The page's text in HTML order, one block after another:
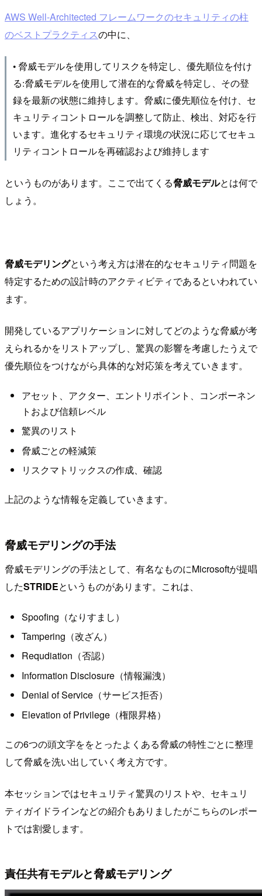
AWS Well-Architected フレームワークのセキュリティの柱
のベストプラクティスの中に、
• 脅威モデルを使⽤してリスクを特定し、優先順位を付け
る:脅威モデルを使⽤して潜在的な脅威を特定し、その登
録を最新の状態に維持します。脅威に優先順位を付け、セ
キュリティコントロールを調整して防⽌、検出、対応を⾏
います。進化するセキュリティ環境の状況に応じてセキュ
リティコントロールを再確認および維持します
というものがあります。ここで出てくる脅威モデルとは何で
しょう。
脅威モデリングという考え方は潜在的なセキュリティ問題を
特定するための設計時のアクティビティであるといわれてい
ます。
開発しているアプリケーションに対してどのような脅威が考
えられるかをリストアップし、驚異の影響を考慮したうえで
優先順位をつけながら具体的な対応策を考えていきます。
アセット、アクター、エントリポイント、コンポーネン
トおよび信頼レベル
驚異のリスト
脅威ごとの軽減策
リスクマトリックスの作成、確認
上記のような情報を定義していきます。
脅威モデリングの手法
脅威モデリングの手法として、有名なものにMicrosoftが提唱
したSTRIDEというものがあります。これは、
Spoofing（なりすまし）
Tampering（改ざん）
Requdiation（否認）
Information Disclosure（情報漏洩）
Denial of Service（サービス拒否）
Elevation of Privilege（権限昇格）
この6つの頭文字ををとったよくある脅威の特性ごとに整理
して脅威を洗い出していく考え方です。
本セッションではセキュリティ驚異のリストや、セキュリ
ティガイドラインなどの紹介もありましたがこちらのレポー
トでは割愛します。
責任共有モデルと脅威モデリング